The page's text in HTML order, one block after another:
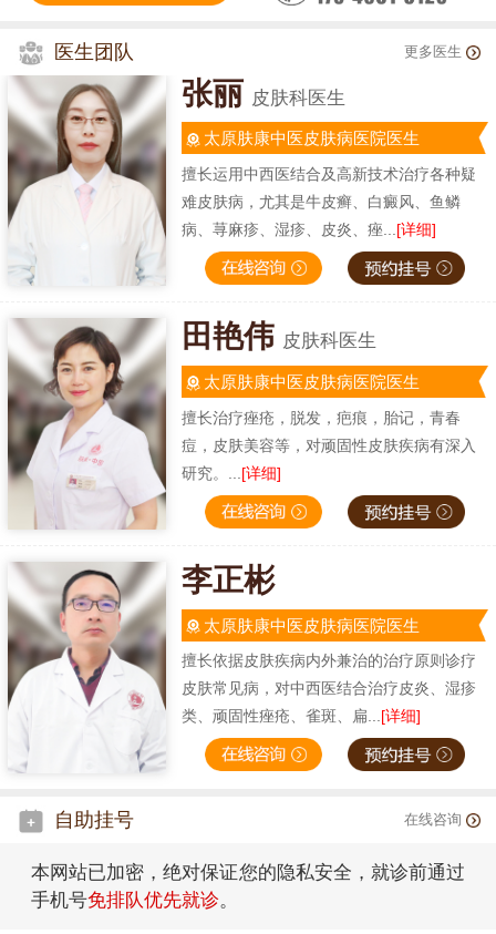
医生团队 更多医生
张丽 皮肤科医生
太原肤康中医皮肤病医院医生
擅长运用中西医结合及高新技术治疗各种疑
难皮肤病，尤其是牛皮癣、白癜风、鱼鳞
病、荨麻疹、湿疹、皮炎、痤... [详细]
田艳伟 皮肤科医生
太原肤康中医皮肤病医院医生
擅长治疗痤疮，脱发，疤痕，胎记，青春
痘，皮肤美容等，对顽固性皮肤疾病有深入
研究。... [详细]
李正彬
太原肤康中医皮肤病医院医生
擅长依据皮肤疾病内外兼治的治疗原则诊疗
皮肤常见病，对中西医结合治疗皮炎、湿疹
类、顽固性痤疮、雀斑、扁...[详细]
自助挂号 在线咨询
本网站已加密，绝对保证您的隐私安全，就诊前通过
手机号免排队优先就诊。